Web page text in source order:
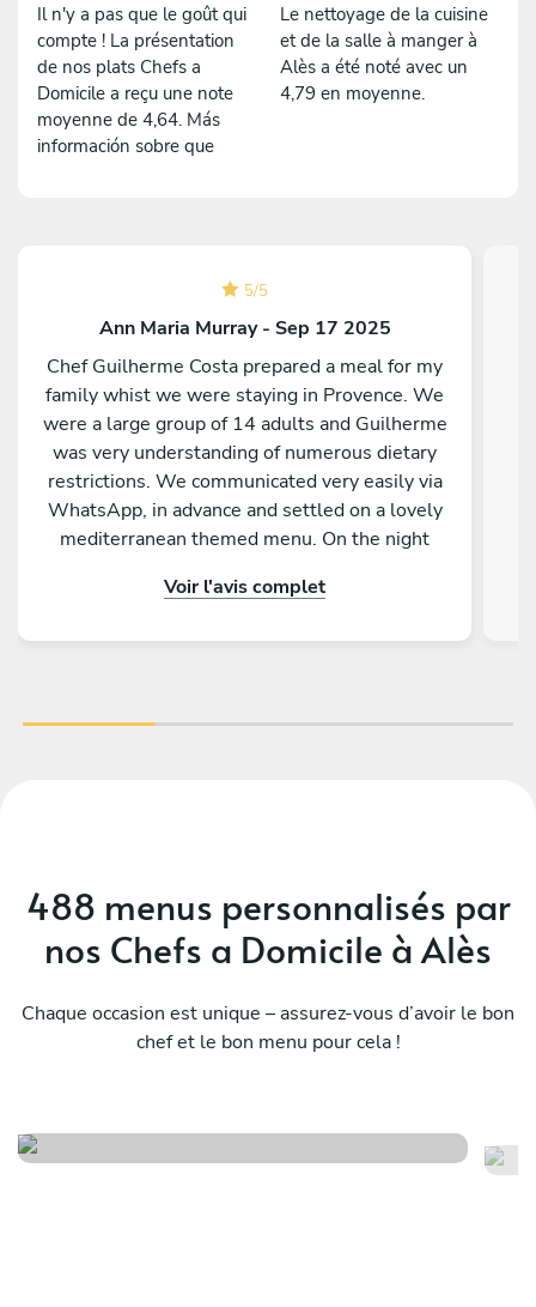
Il n'y a pas que le goût qui
compte ! La présentation
de nos plats Chefs a
Domicile a reçu une note
moyenne de 4,64. Más
información sobre que
Le nettoyage de la cuisine
et de la salle à manger à
Alès a été noté avec un
4,79 en moyenne.
5/5
Ann Maria Murray - Sep 17 2025
Chef Guilherme Costa prepared a meal for my
family whist we were staying in Provence. We
were a large group of 14 adults and Guilherme
was very understanding of numerous dietary
restrictions. We communicated very easily via
WhatsApp, in advance and settled on a lovely
mediterranean themed menu. On the night
with lovely lighting and decorations. Each
for catering if you are in that area of France.
Voir l'avis complet
488 menus personnalisés par
nos Chefs a Domicile à Alès
Chaque occasion est unique – assurez-vous d’avoir le bon
chef et le bon menu pour cela !